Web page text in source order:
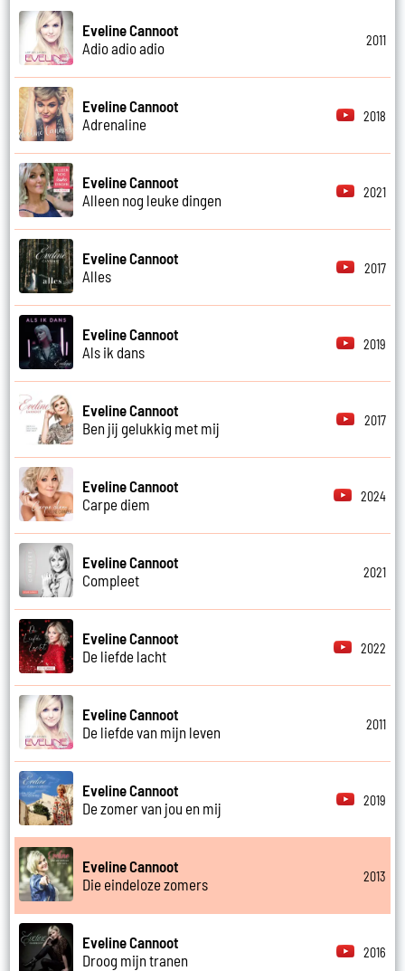
Eveline Cannoot
Adio adio adio
2011
Eveline Cannoot
Adrenaline
2018
Eveline Cannoot
Alleen nog leuke dingen
2021
Eveline Cannoot
Alles
2017
Eveline Cannoot
Als ik dans
2019
Eveline Cannoot
Ben jij gelukkig met mij
2017
Eveline Cannoot
Carpe diem
2024
Eveline Cannoot
Compleet
2021
Eveline Cannoot
De liefde lacht
2022
Eveline Cannoot
De liefde van mijn leven
2011
Eveline Cannoot
De zomer van jou en mij
2019
Eveline Cannoot
Die eindeloze zomers
2013
Eveline Cannoot
Droog mijn tranen
2016